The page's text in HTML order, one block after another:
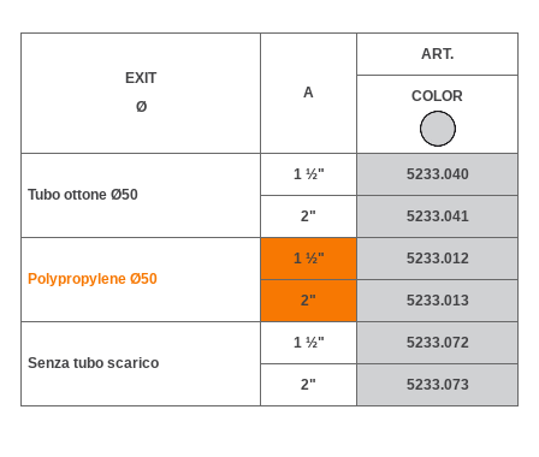
EXIT
Ø
A
ART.
COLOR
Tubo ottone Ø50
1 ½" 5233.040
2" 5233.041
Polypropylene Ø50
1 ½" 5233.012
2" 5233.013
Senza tubo scarico
1 ½" 5233.072
2" 5233.073